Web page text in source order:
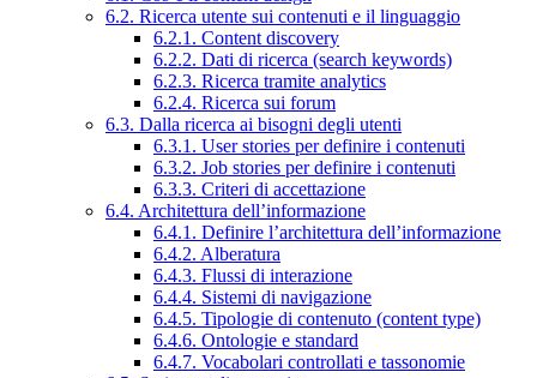
6.2. Ricerca utente sui contenuti e il linguaggio
6.2.1. Content discovery
6.2.2. Dati di ricerca (search keywords)
6.2.3. Ricerca tramite analytics
6.2.4. Ricerca sui forum
6.3. Dalla ricerca ai bisogni degli utenti
6.3.1. User stories per definire i contenuti
6.3.2. Job stories per definire i contenuti
6.3.3. Criteri di accettazione
6.4. Architettura dell’informazione
6.4.1. Definire l’architettura dell’informazione
6.4.2. Alberatura
6.4.3. Flussi di interazione
6.4.4. Sistemi di navigazione
6.4.5. Tipologie di contenuto (content type)
6.4.6. Ontologie e standard
6.4.7. Vocabolari controllati e tassonomie